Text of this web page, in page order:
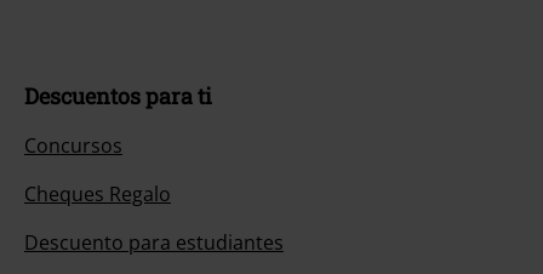
Descuentos para ti
Concursos
Cheques Regalo
Descuento para estudiantes